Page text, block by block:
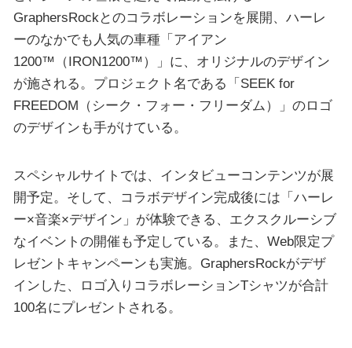
GraphersRockとのコラボレーションを展開、ハーレ
ーのなかでも人気の車種「アイアン
1200™（IRON1200™）」に、オリジナルのデザイン
が施される。プロジェクト名である「SEEK for
FREEDOM（シーク・フォー・フリーダム）」のロゴ
のデザインも手がけている。
スペシャルサイトでは、インタビューコンテンツが展
開予定。そして、コラボデザイン完成後には「ハーレ
ー×音楽×デザイン」が体験できる、エクスクルーシブ
なイベントの開催も予定している。また、Web限定プ
レゼントキャンペーンも実施。GraphersRockがデザ
インした、ロゴ入りコラボレーションTシャツが合計
100名にプレゼントされる。